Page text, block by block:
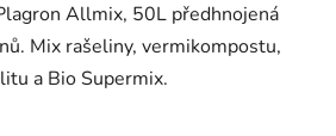
Allmix, 50L předhnojená
Mix rašeliny, vermikompostu,
a Bio Supermix.